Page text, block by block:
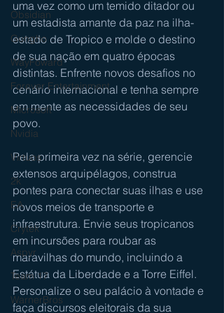
Obsidian
Gungho
WayFoward
Forever Entertainment
Microsoft
Nvidia
Virtuos
2k
EA
Crytek
Aspyr
Team 17
WarnerBros
uma vez como um temido ditador ou
um estadista amante da paz na ilha-
estado de Tropico e molde o destino
de sua nação em quatro épocas
distintas. Enfrente novos desafios no
cenário internacional e tenha sempre
em mente as necessidades de seu
povo.
Pela primeira vez na série, gerencie
extensos arquipélagos, construa
pontes para conectar suas ilhas e use
novos meios de transporte e
infraestrutura. Envie seus tropicanos
em incursões para roubar as
maravilhas do mundo, incluindo a
Estátua da Liberdade e a Torre Eiffel.
Personalize o seu palácio à vontade e
faça discursos eleitorais da sua